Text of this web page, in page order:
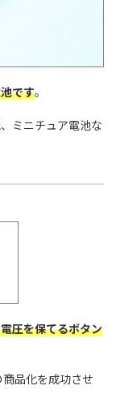
です。
ミニチュア電池な
圧を保てるボタン
品化を成功させ